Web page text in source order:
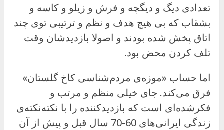
تعدادی دیگ و دیگچه و فرش و زیلو و کاسه و
بشقاب که بی هیچ هدف و نظم و ترتیبی توی چند
اتاق پخش شده بودند و اصولا بازدیدشان وقت
تلف کردن محض بود.
اما حساب «موزه‌ی مردم‌شناسی کاخ گلستان»
فرق می‌کند. جای خیلی منظم و مرتب و
فکرشده‌ای است که بازدید‌کننده را با نکته‌نکته‌ی
زندگی ایرانی‌های 60-70 سال قبل و پیش از آن